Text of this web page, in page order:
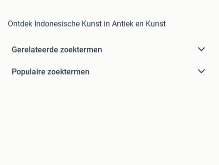
Ontdek Indonesische Kunst in Antiek en Kunst
Gerelateerde zoektermen
Populaire zoektermen